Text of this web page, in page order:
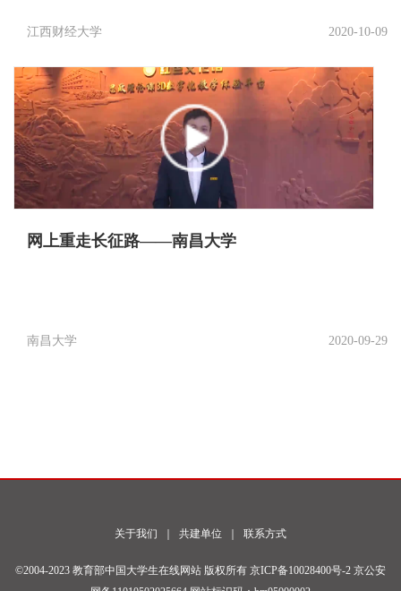
江西财经大学 2020-10-09
网上重走长征路——南昌大学
南昌大学 2020-09-29
关于我们 ｜ 共建单位 ｜ 联系方式
©2004-2023 教育部中国大学生在线网站 版权所有 京ICP备10028400号-2 京公安